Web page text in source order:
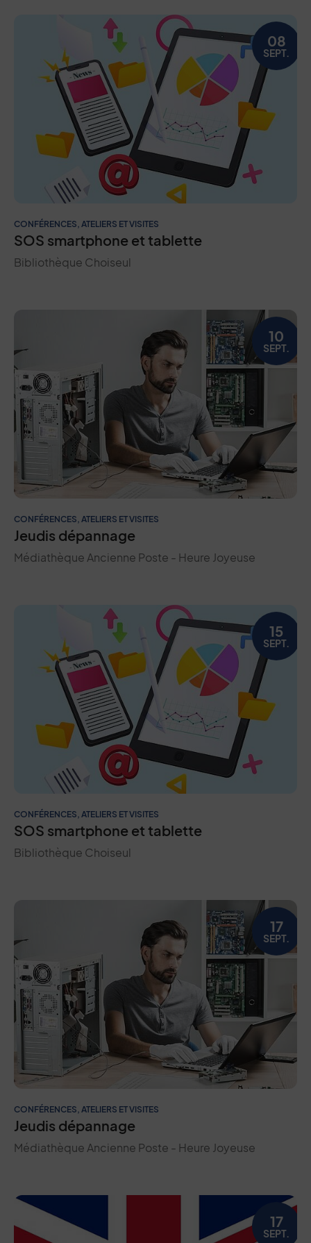
CONFÉRENCES, ATELIERS ET VISITES
SOS smartphone et tablette
Bibliothèque Choiseul
08
SEPT.
CONFÉRENCES, ATELIERS ET VISITES
Jeudis dépannage
Médiathèque Ancienne Poste - Heure Joyeuse
10
SEPT.
CONFÉRENCES, ATELIERS ET VISITES
SOS smartphone et tablette
Bibliothèque Choiseul
15
SEPT.
CONFÉRENCES, ATELIERS ET VISITES
Jeudis dépannage
Médiathèque Ancienne Poste - Heure Joyeuse
17
SEPT.
17
SEPT.